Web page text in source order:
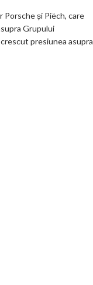
Volkswagen
cer
măsuri
Porsche și Piëch, care
Grupului
presiunea asupra